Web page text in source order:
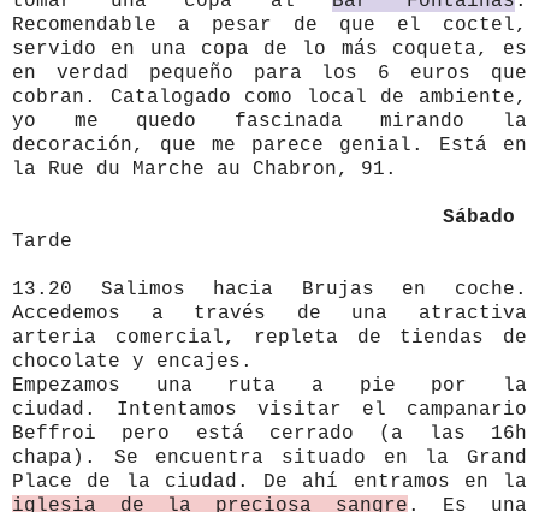
Recomendable a pesar de que el coctel,
servido en una copa de lo más coqueta, es
en verdad pequeño para los 6 euros que
cobran. Catalogado como local de ambiente,
yo me quedo fascinada mirando la
decoración, que me parece genial. Está en
la Rue du Marche au Chabron, 91.
Sábado
Tarde
13.20 Salimos hacia Brujas en coche.
Accedemos a través de una atractiva
arteria comercial, repleta de tiendas de
chocolate y encajes.
Empezamos una ruta a pie por la
ciudad. Intentamos visitar el campanario
Beffroi pero está cerrado (a las 16h
chapa). Se encuentra situado en la Grand
Place de la ciudad. De ahí entramos en la
iglesia de la preciosa sangre . Es una